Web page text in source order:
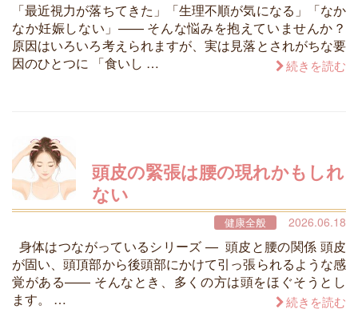
「最近視力が落ちてきた」「生理不順が気になる」「なか
なか妊娠しない」—— そんな悩みを抱えていませんか？
原因はいろいろ考えられますが、実は見落とされがちな要
因のひとつに 「食いし …
続きを読む
頭皮の緊張は腰の現れかもしれ
ない
健康全般 2026.06.18
身体はつながっているシリーズ — 頭皮と腰の関係 頭皮
が固い、頭頂部から後頭部にかけて引っ張られるような感
覚がある—— そんなとき、多くの方は頭をほぐそうとし
ます。 …
続きを読む